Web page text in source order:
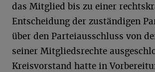
das Mitglied bis zu einer
Entscheidung der zuständigen
über den Parteiausschluss von
seiner Mitgliedsrechte
Kreisvorstand hatte in